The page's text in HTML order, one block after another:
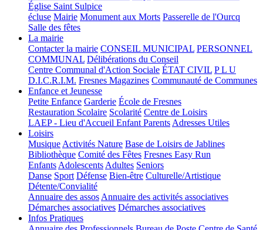
Église Saint Sulpice
écluse Mairie Monument aux Morts Passerelle de l'Ourcq
Salle des fêtes
La mairie
Contacter la mairie CONSEIL MUNICIPAL PERSONNEL
COMMUNAL Délibérations du Conseil
Centre Communal d'Action Sociale ÉTAT CIVIL P L U
D.I.C.R.I.M. Fresnes Magazines Communauté de Communes
Enfance et Jeunesse
Petite Enfance Garderie École de Fresnes
Restauration Scolaire Scolarité Centre de Loisirs
LAEP - Lieu d'Accueil Enfant Parents Adresses Utiles
Loisirs
Musique Activités Nature Base de Loisirs de Jablines
Bibliothèque Comité des Fêtes Fresnes Easy Run
Enfants Adolescents Adultes Seniors
Danse Sport Défense Bien-être Culturelle/Artistique
Détente/Convialité
Annuaire des assos Annuaire des activités associatives
Démarches associatives Démarches associatives
Infos Pratiques